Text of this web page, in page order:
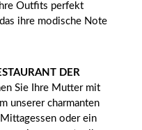
Outfits perfekt
ihre modische Note
DER
Sie Ihre Mutter mit
unserer charmanten
oder ein